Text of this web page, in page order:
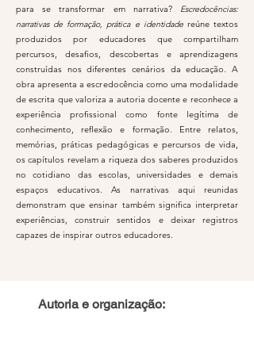
para se transformar em narrativa? Escredocências:
narrativas de formação, prática e identidadereúne textos
produzidos por educadores que compartilham
percursos, desafios, descobertas e aprendizagens
construídas nos diferentes cenários da educação. A
obra apresenta a escredocência como uma modalidade
de escrita que valoriza a autoria docente e reconhece a
experiência profissional como fonte legítima de
conhecimento, reflexão e formação. Entre relatos,
memórias, práticas pedagógicas e percursos de vida,
os capítulos revelam a riqueza dos saberes produzidos
no cotidiano das escolas, universidades e demais
espaços educativos. As narrativas aqui reunidas
demonstram que ensinar também significa interpretar
experiências, construir sentidos e deixar registros
capazes de inspirar outros educadores.
Autoria e organização: